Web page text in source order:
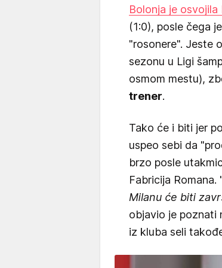
Bolonja je osvojila
(1:0), posle čega
"rosonere". Jeste
sezonu u Ligi
osmom mestu),
trener.
Tako će i biti jer
uspeo sebi da
brzo posle
Fabricija Romana.
Milanu će biti
objavio je poznati
iz kluba seli